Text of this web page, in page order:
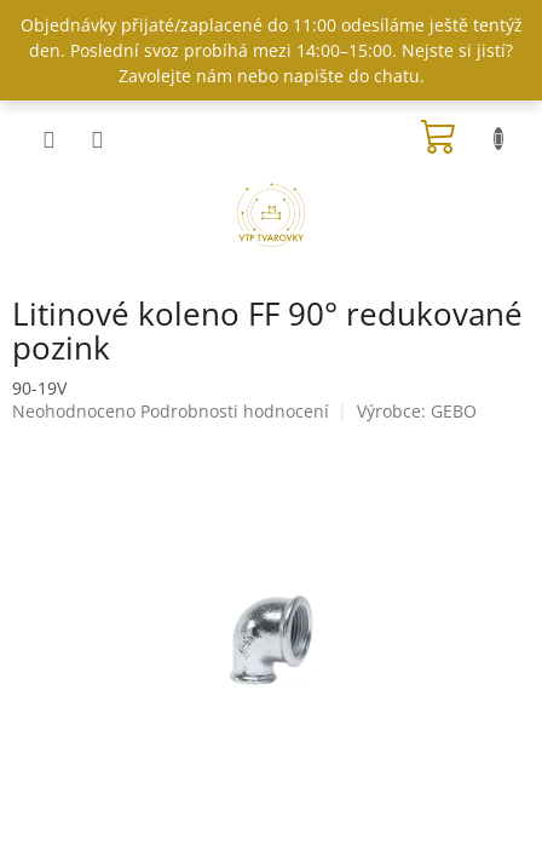
obsah
Objednávky přijaté/zaplacené do 11:00 odesíláme ještě tentýž
den. Poslední svoz probíhá mezi 14:00–15:00. Nejste si jistí?
Zavolejte nám nebo napište do chatu.
Litinové koleno FF 90° redukované
pozink
90-19V
Průměrné
Neohodnoceno Podrobnosti hodnocení Výrobce: GEBO